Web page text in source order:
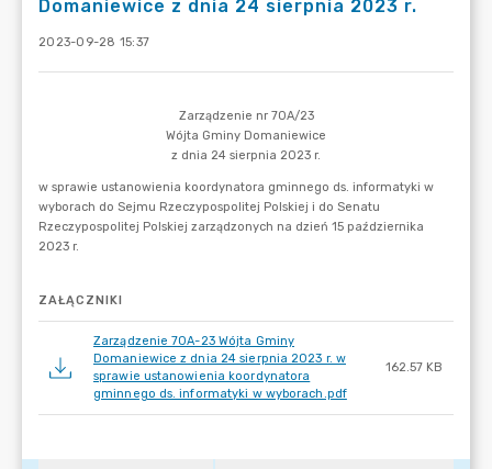
Domaniewice z dnia 24 sierpnia 2023 r.
2023-09-28 15:37
ZAŁĄCZNIKI
Zarządzenie 70A-23 Wójta Gminy
Domaniewice z dnia 24 sierpnia 2023 r. w
sprawie ustanowienia koordynatora
gminnego ds. informatyki w wyborach.pdf
162.57 KB